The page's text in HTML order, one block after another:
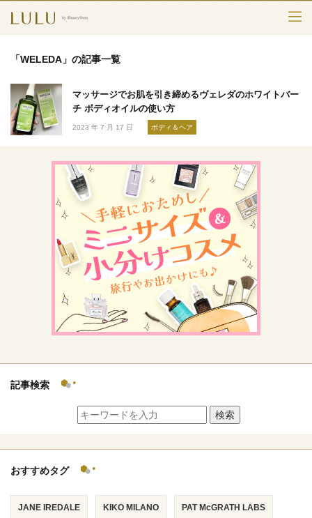
スキンケア
メークアップ
エイジングケア
フレグランス
ボディ＆ヘア
ライフスタイル
検索
「WELEDA」の記事一覧
マッサージでお肌を引き締めるヴェレダのホワイトバー
チ ボディオイルの使い方
2023 年 7 月 17 日 ボディ＆ヘア
記事検索
検索
おすすめタグ
JANE IREDALE KIKO MILANO PAT McGRATH LABS